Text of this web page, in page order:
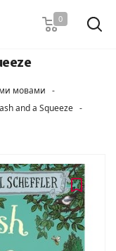
0
мовами -
and a Squeeze -